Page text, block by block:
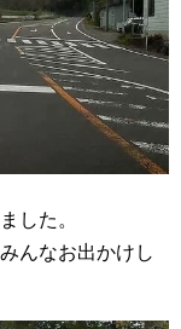
した。
んなお出かけし